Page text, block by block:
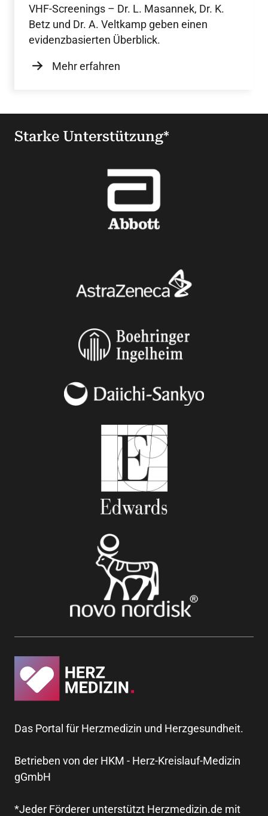
VHF-Screenings – Dr. L. Masannek, Dr. K.
Betz und Dr. A. Veltkamp geben einen
evidenzbasierten Überblick.
Mehr erfahren
Starke Unterstützung*
Das Portal für Herzmedizin und Herzgesundheit.
Betrieben von der HKM - Herz-Kreislauf-Medizin
gGmbH
*Jeder Förderer unterstützt Herzmedizin.de mit